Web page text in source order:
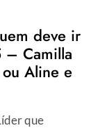
deve ir
– Camilla
Aline e
que